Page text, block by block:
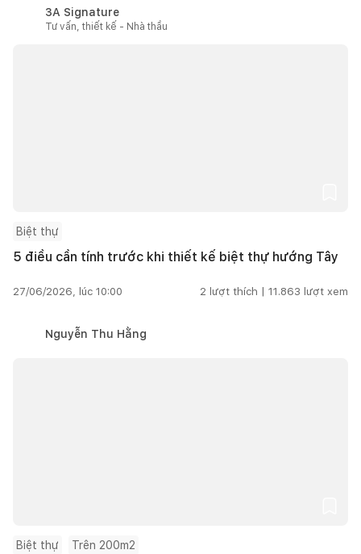
3A Signature
Tư vấn, thiết kế - Nhà thầu
Biệt thự
5 điều cần tính trước khi thiết kế biệt thự hướng Tây
27/06/2026, lúc 10:00 2 lượt thích | 11.863 lượt xem
Nguyễn Thu Hằng
Biệt thự Trên 200m2